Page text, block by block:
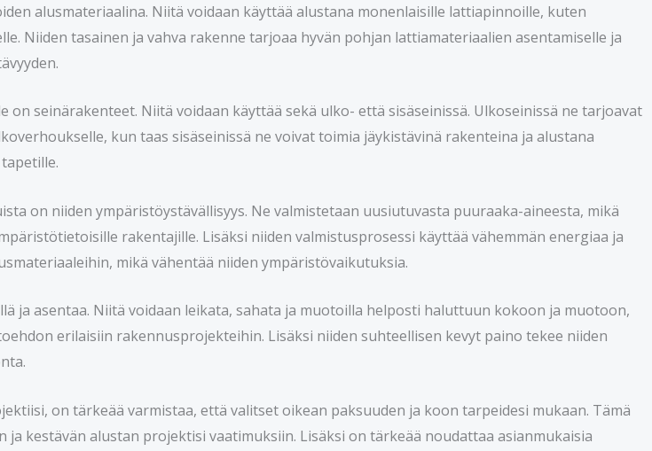
alusmateriaalina. Niitä voidaan käyttää alustana monenlaisille lattiapinnoille, kuten
Niiden tasainen ja vahva rakenne tarjoaa hyvän pohjan lattiamateriaalien asentamiselle ja
on seinärakenteet. Niitä voidaan käyttää sekä ulko- että sisäseinissä. Ulkoseinissä ne tarjoavat
kun taas sisäseinissä ne voivat toimia jäykistävinä rakenteina ja alustana
on niiden ympäristöystävällisyys. Ne valmistetaan uusiutuvasta puuraaka-aineesta, mikä
rakentajille. Lisäksi niiden valmistusprosessi käyttää vähemmän energiaa ja
mikä vähentää niiden ympäristövaikutuksia.
ja asentaa. Niitä voidaan leikata, sahata ja muotoilla helposti haluttuun kokoon ja muotoon,
erilaisiin rakennusprojekteihin. Lisäksi niiden suhteellisen kevyt paino tekee niiden
on tärkeää varmistaa, että valitset oikean paksuuden ja koon tarpeidesi mukaan. Tämä
ja kestävän alustan projektisi vaatimuksiin. Lisäksi on tärkeää noudattaa asianmukaisia